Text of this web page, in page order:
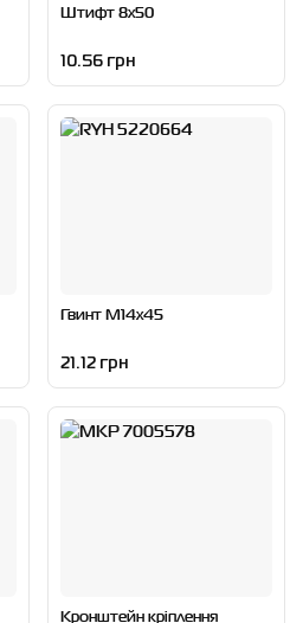
Штифт 8x50
10.56 грн
Гвинт M14x45
21.12 грн
Кронштейн кріплення